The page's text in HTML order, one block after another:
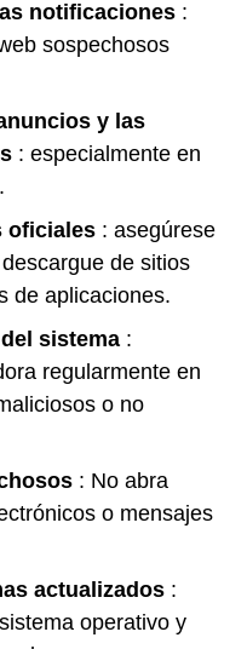
notificaciones :
sospechosos
y las
: especialmente en
oficiales : asegúrese
de sitios
de aplicaciones.
sistema :
regularmente en
o no
: No abra
o mensajes
actualizados :
operativo y